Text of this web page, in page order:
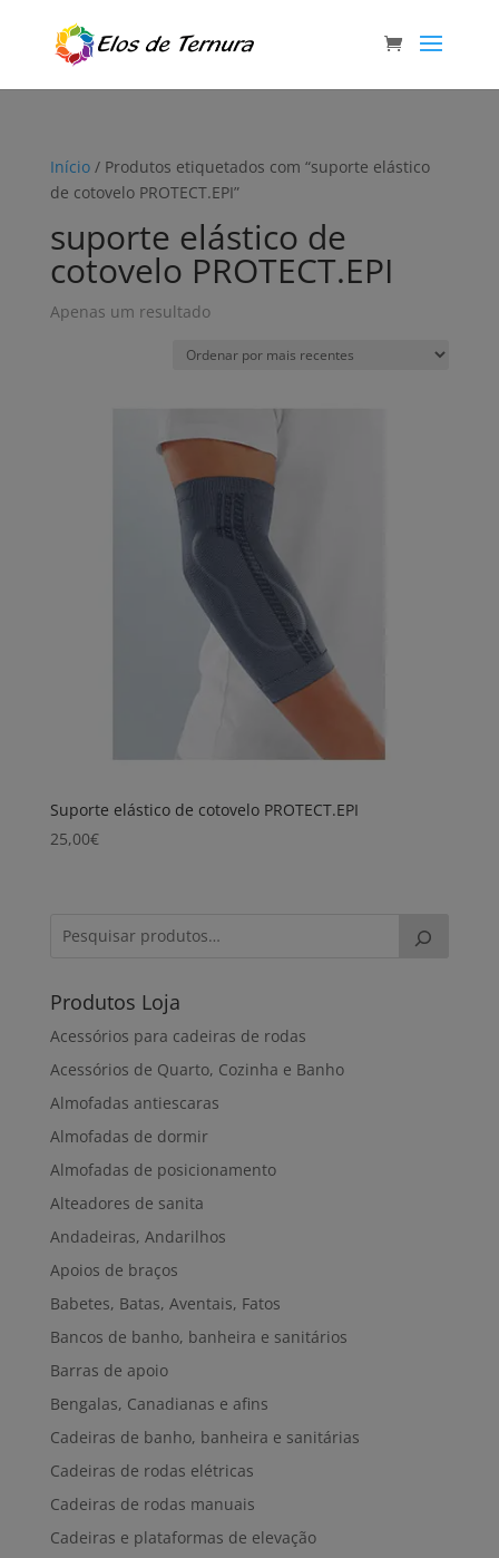
Início/ Produtos etiquetados com “suporte elástico
de cotovelo PROTECT.EPI”
suporte elástico de
cotovelo PROTECT.EPI
Apenas um resultado
Suporte elástico de cotovelo PROTECT.EPI
25,00€
Produtos Loja
Acessórios para cadeiras de rodas
Acessórios de Quarto, Cozinha e Banho
Almofadas antiescaras
Almofadas de dormir
Almofadas de posicionamento
Alteadores de sanita
Andadeiras, Andarilhos
Apoios de braços
Babetes, Batas, Aventais, Fatos
Bancos de banho, banheira e sanitários
Barras de apoio
Bengalas, Canadianas e afins
Cadeiras de banho, banheira e sanitárias
Cadeiras de rodas elétricas
Cadeiras de rodas manuais
Cadeiras e plataformas de elevação